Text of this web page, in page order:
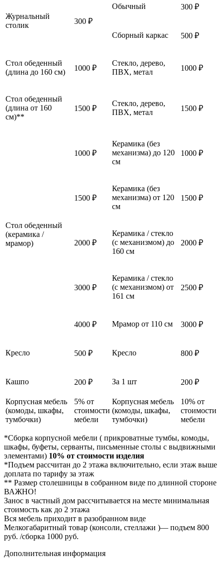
Журнальный
столик
300 ₽
Обычный 300 ₽
Сборный каркас 500 ₽
Стол обеденный
(длина до 160 см)
1000 ₽
Стекло, дерево,
ПВХ, метал
1000 ₽
Стол обеденный
(длина от 160
см)**
1500 ₽
Стекло, дерево,
ПВХ, метал
1500 ₽
Стол обеденный
(керамика /
мрамор)
1000 ₽
Керамика (без
механизма) до 120
см
1000 ₽
1500 ₽
Керамика (без
механизма) от 120
см
1500 ₽
2000 ₽
Керамика / стекло
(с механизмом) до
160 см
2000 ₽
3000 ₽
Керамика / стекло
(с механизмом) от
161 см
2500 ₽
4000 ₽ Мрамор от 110 см 3000 ₽
Кресло 500 ₽ Кресло 800 ₽
Кашпо 200 ₽ За 1 шт 200 ₽
Корпусная мебель
(комоды, шкафы,
тумбочки)
5% от
стоимости
мебели
Корпусная мебель
(комоды, шкафы,
тумбочки)
10% от
стоимости
мебели
*Сборка корпусной мебели ( прикроватные тумбы, комоды,
шкафы, буфеты, серванты, письменные столы с выдвижными
элементами) 10% от стоимости изделия
*Подъем рассчитан до 2 этажа включительно, если этаж выше
доплата по тарифу за этаж
** Размер столешницы в собранном виде по длинной стороне
ВАЖНО!
Занос в частный дом рассчитывается на месте минимальная
стоимость как до 2 этажа
Вся мебель приходит в разобранном виде
Мелкогабаритный товар (консоли, стеллажи )— подъем 800
руб. /сборка 1000 руб.
Дополнительная информация